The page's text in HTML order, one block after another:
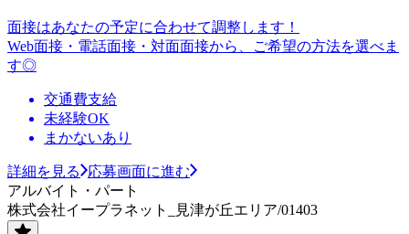
面接はあなたの予定に合わせて調整します！
Web面接・電話面接・対面面接から、ご希望の方法を選べま
す◎
交通費支給
未経験OK
まかないあり
詳細を見る
応募画面に進む
アルバイト・パート
株式会社イープラネット_見津が丘エリア/01403